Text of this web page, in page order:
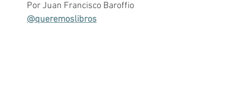
Por Juan Francisco Baroffio
@queremoslibros